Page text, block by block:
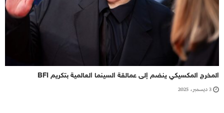
المخرج المكسيكي ينضم إلى عمالقة السينما العالمية بتكريم BFI
3 ديسمبر، 2025